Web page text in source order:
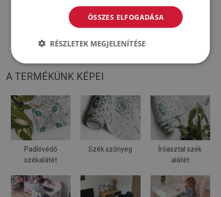
A szőnyegek árnyalatai kissé eltérhetnek a képen láthatótól.
A szőnyeget kemény felületen történő használatra tervezték.
Puha felületre helyezve meghajolhat és elmozdulhat.
A TERMÉKÜNK KÉPEI
Padlóvédő
székalátét
Szék szőnyeg
Íróasztal szék
alátét
ÖSSZES ELFOGADÁSA
RÉSZLETEK MEGJELENÍTÉSE